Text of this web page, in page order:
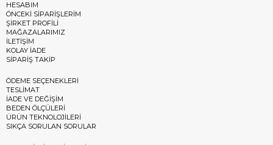
HESABIM
ÖNCEKİ SİPARİŞLERİM
ŞİRKET PROFİLİ
MAĞAZALARIMIZ
İLETİŞİM
KOLAY İADE
SİPARİŞ TAKİP
ÖDEME SEÇENEKLERİ
TESLİMAT
İADE VE DEĞİŞİM
BEDEN ÖLÇÜLERİ
ÜRÜN TEKNOLOJİLERİ
SIKÇA SORULAN SORULAR